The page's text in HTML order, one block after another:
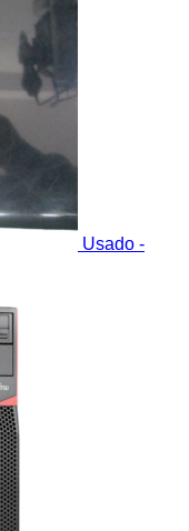
Usado -